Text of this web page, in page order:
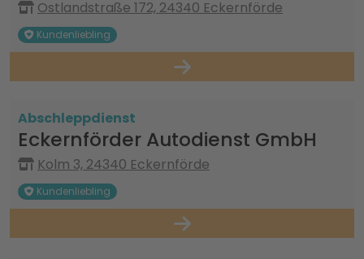
Ostlandstraße 172, 24340 Eckernförde
Kundenliebling
Abschleppdienst
Eckernförder Autodienst GmbH
Kolm 3, 24340 Eckernförde
Kundenliebling